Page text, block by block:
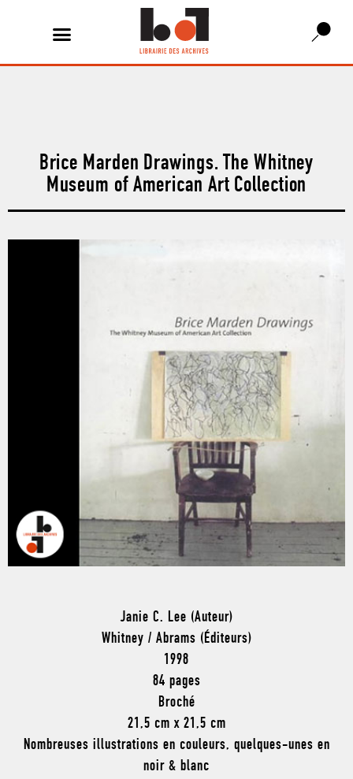
Brice Marden Drawings. The Whitney
Museum of American Art Collection
Janie C. Lee (Auteur)
Whitney / Abrams (Éditeurs)
1998
84 pages
Broché
21,5 cm x 21,5 cm
Nombreuses illustrations en couleurs, quelques-unes en
noir & blanc